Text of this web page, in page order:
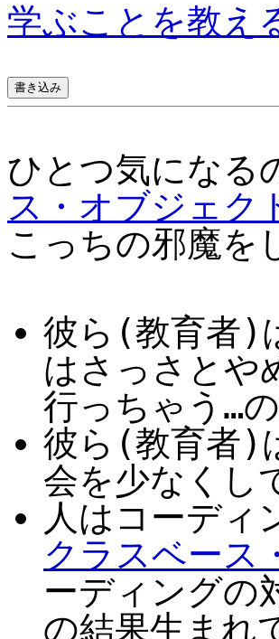
学ぶことを教え
ひとつ気にな
ス・オブジェク
こっちの邪魔を
彼ら(教育者)
はさっさとや
行っちゃう…
彼ら(教育者)
会を少なくし
人はコーデ
クラスベース
ーディングの
の結果生まれ